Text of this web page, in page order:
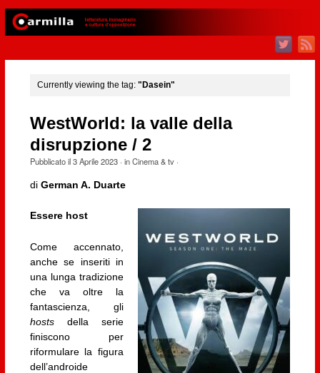
Currently viewing the tag: "Dasein"
WestWorld: la valle della
disrupzione / 2
Pubblicato il3 Aprile 2023· inCinema & tv·
di German A. Duarte
Essere host
Come accennato,
anche se inseriti in
una lunga tradizione
che va oltre la
fantascienza, gli
hostsdella serie
finiscono per
riformulare la figura
dell’androide